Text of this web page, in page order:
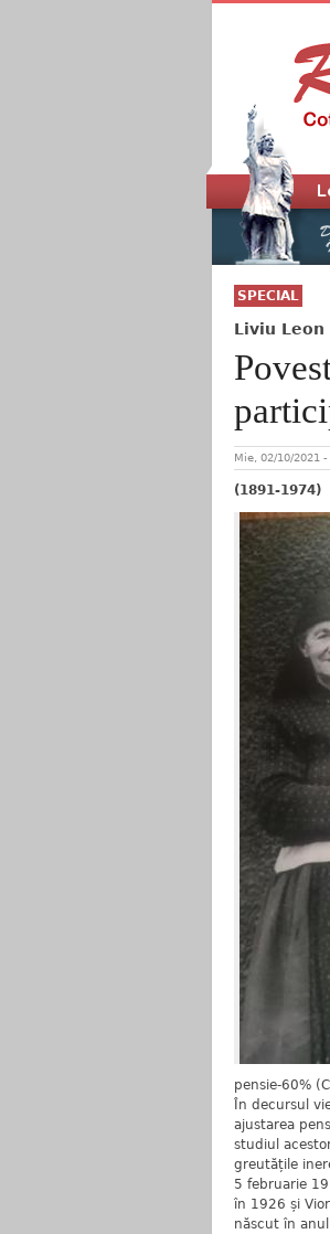
SPECIAL
Liviu Leon
Mie, 02/10/2021 -
(1891-1974)
pensie-60%
În decursul
ajustarea
studiul
greutățile
5 februarie
în 1926 și
născut în
Meniu